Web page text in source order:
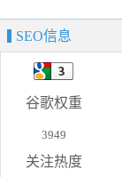
SEO信息
谷歌权重
3949
关注热度